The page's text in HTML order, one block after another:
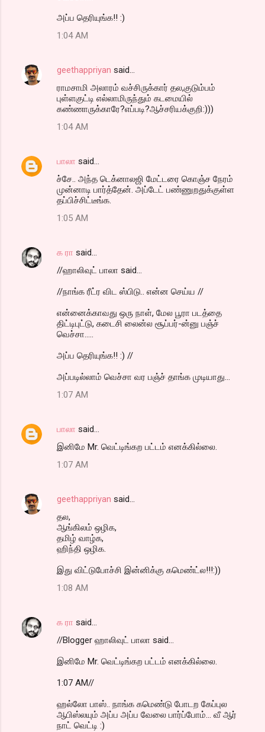
அப்ப தெரியுங்க!! :)
1:04 AM
geethappriyan said…
ராமசாமி அலாரம் வச்சிருக்கார் தல,குடும்பம்
புள்ளகுட்டி எல்லாமிருந்தும் கடமையில்
கண்ணாருக்காரே?எப்படி?ஆச்சரியக்குறி:)))
1:04 AM
பாலா said…
ச்சே.. அந்த டெக்னாலஜி மேட்டரை கொஞ்ச நேரம்
முன்னாடி பார்த்தேன். அப்டேட் பண்ணுறதுக்குள்ள
தப்பிச்சிட்டீங்க.
1:05 AM
க ரா said…
//ஹாலிவுட் பாலா said...
//நாங்க ரீட்ர விட ஸ்பிடு.. என்ன செய்ய //
என்னைக்காவது ஒரு நாள், மேல பூரா படத்தை
திட்டிபுட்டு, கடைசி லைன்ல சூப்பர்-ன்னு பஞ்ச்
வெச்சா.....
அப்ப தெரியுங்க!! :) //
அப்படில்லாம் வெச்சா வர பஞ்ச் தாங்க முடியாது...
1:07 AM
பாலா said…
இனிமே Mr. வெட்டிங்கற பட்டம் எனக்கில்லை.
1:07 AM
geethappriyan said…
தல,
ஆங்கிலம் ஒழிக,
தமிழ் வாழ்க,
ஹிந்தி ஒழிக.
இது விட்டுபோச்சி இன்னிக்கு கமெண்ட்ல!!!:))
1:08 AM
க ரா said…
//Blogger ஹாலிவுட் பாலா said...
இனிமே Mr. வெட்டிங்கற பட்டம் எனக்கில்லை.
1:07 AM//
ஹல்லோ பாஸ்.. நாங்க கமெண்டு போடற கேப்புல
ஆபிஸ்லயும் அப்ப அப்ப வேலை பார்ப்போம்... வீ ஆர்
நாட் வெட்டி :)